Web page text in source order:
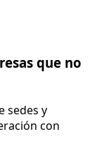
que no
sedes y
con